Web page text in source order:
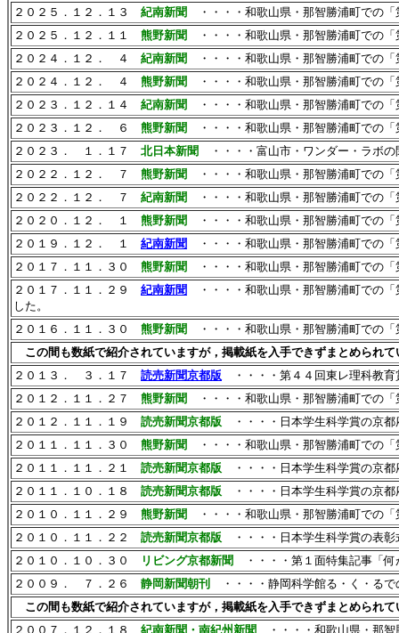
２０２５．１２．１３ 紀南新聞
・・・・和歌山県・那智勝浦町での
２０２５．１２．１１
熊野新聞
・・・・和歌山県・那智勝浦町での
２０２４．１２． ４
紀南新聞
・・・・和歌山県・那智勝浦町での
２０２４．１２． ４
熊野新聞
・・・・和歌山県・那智勝浦町での
２０２３．１２．１４
紀南新聞
・・・・和歌山県・那智勝浦町での
２０２３．１２． ６
熊野新聞
・・・・和歌山県・那智勝浦町での
２０２３． １．１７
北日本新聞
・・・・富山市・ワンダー・ラボ
２０２２．１２． ７
熊野新聞
・・・・和歌山県・那智勝浦町での
２０２２．１２． ７
紀南新聞
・・・・和歌山県・那智勝浦町での
２０２０．１２． １
熊野新聞
・・・・和歌山県・那智勝浦町での
２０１９．１２． １
紀南新聞
・・・・和歌山県・那智勝浦町での
２０１７．１１．３０
熊野新聞
・・・・和歌山県・那智勝浦町での
２０１７．１１．２９
紀南新聞
・・・・和歌山県・那智勝浦町での
した。
２０１６．１１．３０
熊野新聞
・・・・和歌山県・那智勝浦町での
この間も数紙で紹介されていますが，掲載紙を入手できずまとめられて
２０１３． ３．１７
読売新聞京都版
・・・・第４４回東レ理科教
２０１２．１１．２７
熊野新聞
・・・・和歌山県・那智勝浦町での
２０１２．１１．１９
読売新聞京都版
・・・・日本学生科学賞の京
２０１１．１１．３０
熊野新聞
・・・・和歌山県・那智勝浦町での
２０１１．１１．２１
読売新聞京都版
・・・・日本学生科学賞の京
２０１１．１０．１８
読売新聞京都版
・・・・日本学生科学賞の京
２０１０．１１．２９
熊野新聞
・・・・和歌山県・那智勝浦町での
２０１０．１１．２２
読売新聞京都版
・・・・日本学生科学賞の表
２０１０．１０．３０
リビング京都新聞
・・・・第１面特集記事「
２００９． ７．２６
静岡新聞朝刊
・・・・静岡科学館る・く・る
この間も数紙で紹介されていますが，掲載紙を入手できずまとめられて
２００７．１２．１８
紀南新聞・南紀州新聞
・・・・和歌山県・那